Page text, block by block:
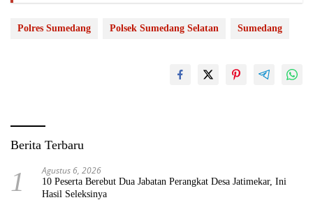
Polres Sumedang Polsek Sumedang Selatan Sumedang
Berita Terbaru
1 Agustus 6, 2026
10 Peserta Berebut Dua Jabatan Perangkat Desa Jatimekar, Ini
Hasil Seleksinya